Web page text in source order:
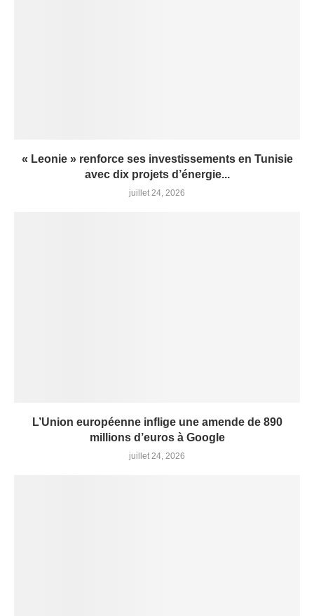
« Leonie » renforce ses investissements en Tunisie
avec dix projets d’énergie...
juillet 24, 2026
L’Union européenne inflige une amende de 890
millions d’euros à Google
juillet 24, 2026